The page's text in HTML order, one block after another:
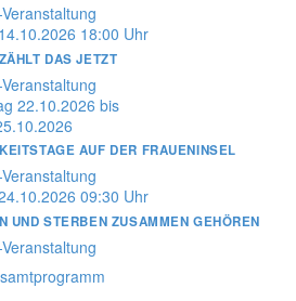
14.10.2026 18:00 Uhr
DAS JETZT
22.10.2026 bis
AUF DER FRAUENINSEL
09:30 Uhr
UND STERBEN ZUSAMMEN GEHÖREN